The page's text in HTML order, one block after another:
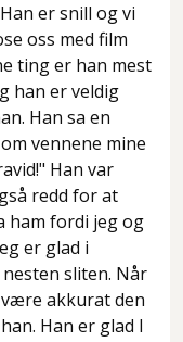
er snill og vi
oss med film
ting er han mest
han er veldig
Han sa en
vennene mine
Han var
redd for at
ham fordi jeg og
er glad i
sliten. Når
akkurat den
Han er glad I